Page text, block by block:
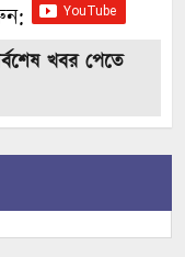
খবর পেতে